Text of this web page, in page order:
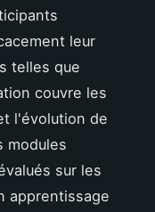
leur
telles que
couvre les
l'évolution de
modules
sur les
apprentissage